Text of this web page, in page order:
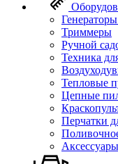
Триммеры
Ручной
Техника
Тепловые
Цепные
Перчатки